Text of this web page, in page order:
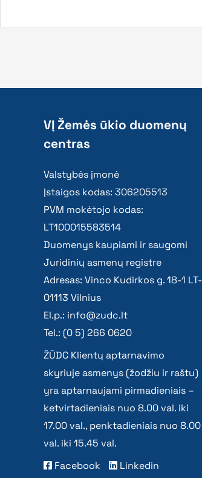
VĮ Žemės ūkio duomenų
centras
Valstybės įmonė
Įstaigos kodas: 306205513
PVM mokėtojo kodas:
LT100015583514
Duomenys kaupiami ir saugomi
Juridinių asmenų registre
Adresas: Vinco Kudirkos g. 18-1 LT-
01113 Vilnius
El.p.: info@zudc.lt
Tel.: (0 5) 266 0620
ŽŪDC Klientų aptarnavimo
skyriuje asmenys (žodžiu ir raštu)
yra aptarnaujami pirmadieniais –
ketvirtadieniais nuo 8.00 val. iki
17.00 val., penktadieniais nuo 8.00
val. iki 15.45 val.
Facebook
Linkedin